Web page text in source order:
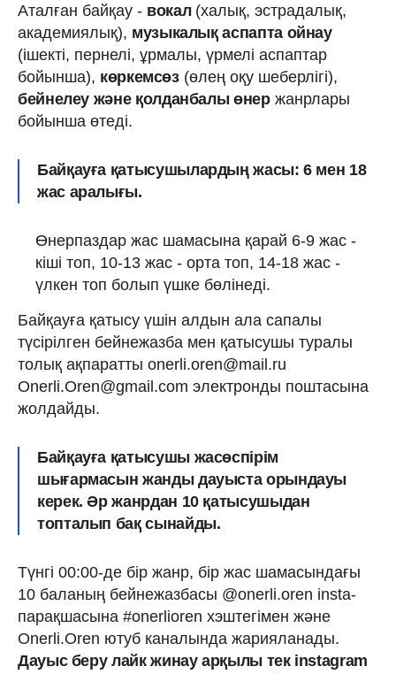
Аталған байқау - вокал(халық, эстрадалық,
академиялық), музыкалық аспапта ойнау
(ішекті, пернелі, ұрмалы, үрмелі аспаптар
бойынша), көркемсөз(өлең оқу шеберлігі),
бейнелеу жəне қолданбалы өнержанрлары
бойынша өтеді.
Байқауға қатысушылардың жасы: 6 мен 18
жас аралығы.
Өнерпаздар жас шамасына қарай 6-9 жас -
кіші топ, 10-13 жас - орта топ, 14-18 жас -
үлкен топ болып үшке бөлінеді.
Байқауға қатысу үшін алдын ала сапалы
түсірілген бейнежазба мен қатысушы туралы
толық ақпаратты onerli.oren@mail.ru
Onerli.Oren@gmail.com электронды поштасына
жолдайды.
Байқауға қатысушы жасөспірім
шығармасын жанды дауыста орындауы
керек. Әр жанрдан 10 қатысушыдан
топталып бақ сынайды.
Түнгі 00:00-де бір жанр, бір жас шамасындағы
10 баланың бейнежазбасы @onerli.oren insta-
парақшасына #onerlioren хэштегімен және
Onerli.Oren ютуб каналында жарияланады. ⠀
Дауыс беру лайк жинау арқылы тек instagram